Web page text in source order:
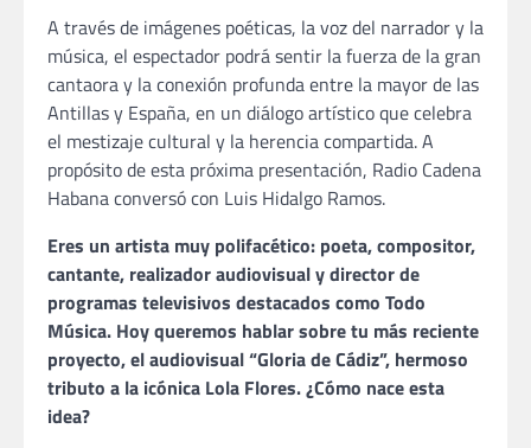
A través de imágenes poéticas, la voz del narrador y la
música, el espectador podrá sentir la fuerza de la gran
cantaora y la conexión profunda entre la mayor de las
Antillas y España, en un diálogo artístico que celebra
el mestizaje cultural y la herencia compartida. A
propósito de esta próxima presentación, Radio Cadena
Habana conversó con Luis Hidalgo Ramos.
Eres un artista muy polifacético: poeta, compositor,
cantante, realizador audiovisual y director de
programas televisivos destacados como Todo
Música. Hoy queremos hablar sobre tu más reciente
proyecto, el audiovisual “Gloria de Cádiz”, hermoso
tributo a la icónica Lola Flores. ¿Cómo nace esta
idea?